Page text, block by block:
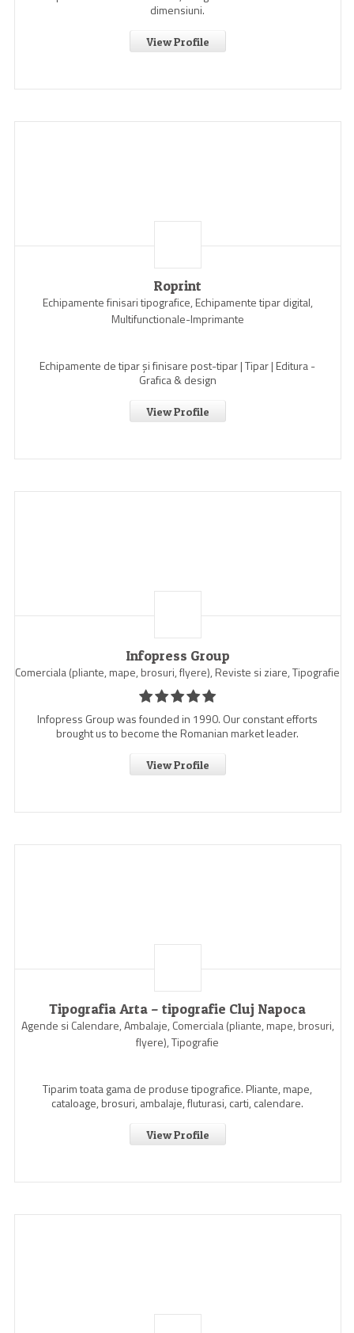
dimensiuni.
View Profile
Roprint
Echipamente finisari tipografice, Echipamente tipar digital,
Multifunctionale-Imprimante
Echipamente de tipar și finisare post-tipar | Tipar | Editura -
Grafica & design
View Profile
Infopress Group
Comerciala (pliante, mape, brosuri, flyere), Reviste si ziare, Tipografie
Infopress Group was founded in 1990. Our constant efforts
brought us to become the Romanian market leader.
View Profile
Tipografia Arta – tipografie Cluj Napoca
Agende si Calendare, Ambalaje, Comerciala (pliante, mape, brosuri,
flyere), Tipografie
Tiparim toata gama de produse tipografice. Pliante, mape,
cataloage, brosuri, ambalaje, fluturasi, carti, calendare.
View Profile